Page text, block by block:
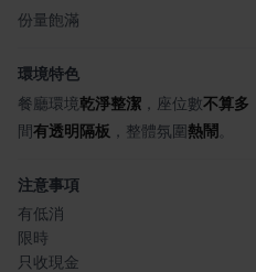
份量飽滿
環境特色
餐廳環境乾淨整潔 ，座位數不算多
間有透明隔板 ，整體氛圍熱鬧
注意事項
有低消
限時
只收現金